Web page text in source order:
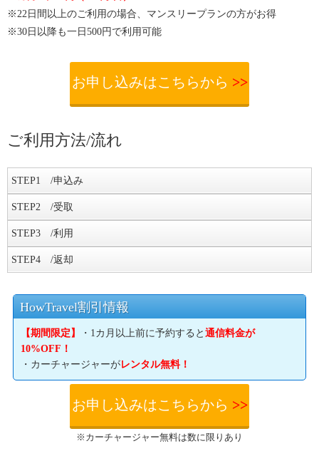
※22日間以上のご利用の場合、マンスリープランの方がお得
※30日以降も一日500円で利用可能
お申し込みはこちらから >>
ご利用方法/流れ
STEP1 /申込み
お申し込み
ベトナムデータ(ベトナムDATA)では、海外WiFiレンタルを電話及びイン
ターネットで予約できる。WiFiを受け取る方法によって申し込み期限が
異なるので注意が必要。受取手法毎の申し込み期限は以下でまとめてい
る。
HowTravel割引情報
【期間限定】 ・1カ月以上前に予約すると
10%OFF！
・カーチャージャーが レンタル無料！
お申し込みはこちらから>>
STEP2 /受取
WiFiルーターの受け取り
ベトナムデータ(ベトナムDATA)は、「空港での受取」「宅配便での受
取」の2種類から好みの受け取り方法を選択できる。沖縄県で受け取る以
利用の仕方詳細
STEP3 /利用
現地での利用
WiFiルーターの電源を入れ、パスワードを入力するとインターネットが
思わぬ高学請求がされるこおとがあるので、必ずデータローミング等の
STEP4 /返却
WiFi機器は、帰国日の翌日までの消印で郵送にて返却をする必要があ
る。帰国日翌々日の消印の場合、延滞金が発生するので注意が必要だ。
帰国したら忘れずに返却すること。
空港で受け取っていたとしても、空港で返却することはできない。必
ず、商品に同封されている返却用の包みに入れてポスト投函して返却す
ること。返却料は無料だ。
HowTravel割引情報
【期間限定】 ・1カ月以上前に予約すると通信料金が
10%OFF！
・カーチャージャーがレンタル無料！
お申し込みはこちらから >>
※カーチャージャー無料は数に限りあり